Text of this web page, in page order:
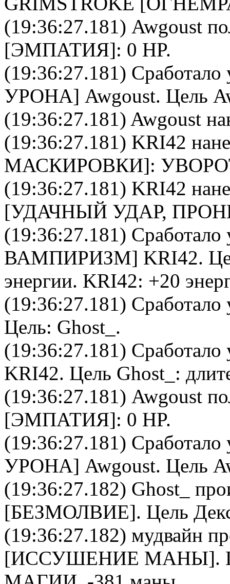
(19:36:27.181) Awgoust
[ЭМПАТИЯ]: 0 HP.
(19:36:27.181) Сработало
УРОНА] Awgoust. Цель
(19:36:27.181) Awgoust
(19:36:27.181) KRI42
МАСКИРОВКИ]:
(19:36:27.181) KRI42
[УДАЧНЫЙ УДАР,
(19:36:27.181) Сработало
ВАМПИРИЗМ] KRI42.
энергии. KRI42: +20
(19:36:27.181) Сработало
Цель: Ghost_ .
(19:36:27.181) Сработало
KRI42. Цель Ghost_ :
(19:36:27.181) Awgoust
[ЭМПАТИЯ]: 0 HP.
(19:36:27.181) Сработало
УРОНА] Awgoust. Цель
(19:36:27.182) Ghost_
[БЕЗМОЛВИЕ]. Цель
(19:36:27.182) мудвайн
[ИССУШЕНИЕ МАНЫ].